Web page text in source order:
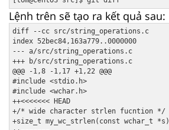
Lệnh trên sẽ tạo ra kết quả sau:
diff --cc src/string_operations.c
index 52bec84,163a779..0000000
--- a/src/string_operations.c
+++ b/src/string_operations.c
@@@ -1,8 -1,17 +1,22 @@@
#include <stdio.h>
#include <wchar.h>
++<<<<<<< HEAD
+/* wide character strlen fucntion */
+size_t my_wc_strlen(const wchar_t *s)